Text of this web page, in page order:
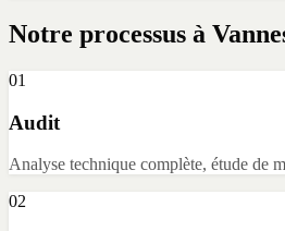
Notre processus à
01
Audit
Analyse technique complète, étude de
02